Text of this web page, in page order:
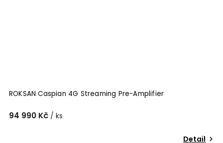
ROKSAN Caspian 4G Streaming Pre-Amplifier
94 990 Kč / ks
Detail